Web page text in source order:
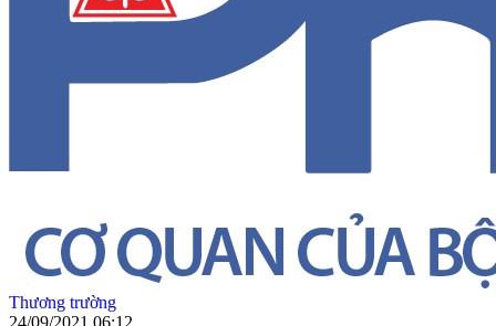
Thương trường
24/09/2021 06:12